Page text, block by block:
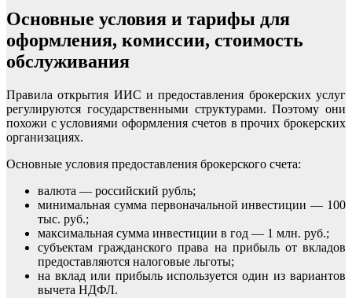
Основные условия и тарифы для
оформления, комиссии, стоимость
обслуживания
Правила открытия ИИС и предоставления брокерских услуг
регулируются государственными структурами. Поэтому они
похожи с условиями оформления счетов в прочих брокерских
организациях.
Основные условия предоставления брокерского счета:
валюта — российский рубль;
минимальная сумма первоначальной инвестиции — 100
тыс. руб.;
максимальная сумма инвестиции в год — 1 млн. руб.;
субъектам гражданского права на прибыль от вкладов
предоставляются налоговые льготы;
на вклад или прибыль используется один из вариантов
вычета НДФЛ.